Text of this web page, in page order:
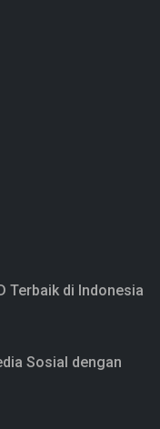
Terbaik di Indonesia
Sosial dengan